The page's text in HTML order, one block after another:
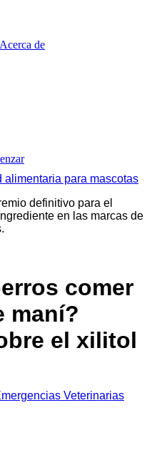
Acerca de
alimentaria para mascotas
definitivo para el
en las marcas de
comer
maní?
el xilitol
Veterinarias